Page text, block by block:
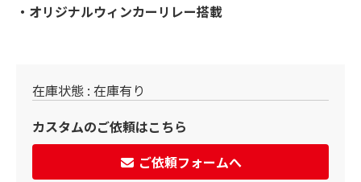
・オリジナルウィンカーリレー搭載
在庫状態 : 在庫有り
カスタムのご依頼はこちら
ご依頼フォームへ